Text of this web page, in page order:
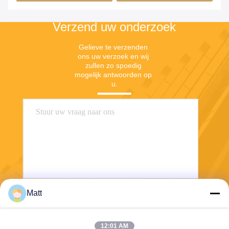
Verzend uw onderzoek
Gelieve te verzenden
ons uw verzoek en wij
zullen zo spoedig
mogelijk antwoorden op
u.
Matt
12:01 AM